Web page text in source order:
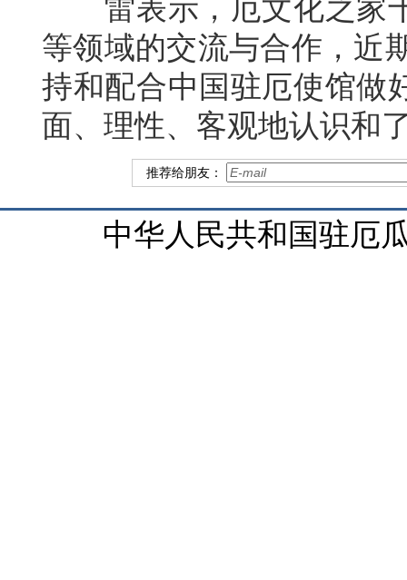
雷表示，厄文化之家十
等领域的交流与合作，近
持和配合中国驻厄使馆做
面、理性、客观地认识和
推荐给朋友：
中华人民共和国驻厄